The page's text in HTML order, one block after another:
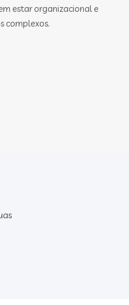
estar organizacional e
complexos.